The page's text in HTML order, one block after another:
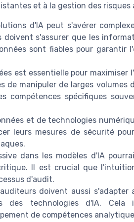
et à la gestion des risques
d'IA peut s'avérer
doivent s'assurer que les
sont fiables pour garantir
est essentielle pour maximiser
de manipuler de larges volumes
compétences spécifiques
et de technologies
leurs mesures de sécurité
dans les modèles d'IA
Il est crucial que
d'audit.
doivent aussi s'adapter
des technologies d'IA. Cela
de compétences